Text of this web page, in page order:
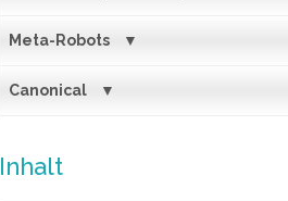
Meta-Robots
Canonical
Inhalt